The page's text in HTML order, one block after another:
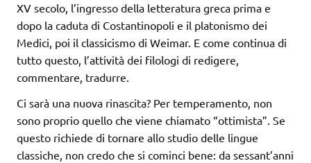
XV secolo, l’ingresso della letteratura greca prima e
dopo la caduta di Costantinopoli e il platonismo dei
Medici, poi il classicismo di Weimar. E come continua di
tutto questo, l’attività dei filologi di redigere,
commentare, tradurre.
Ci sarà una nuova rinascita? Per temperamento, non
sono proprio quello che viene chiamato “ottimista”. Se
questo richiede di tornare allo studio delle lingue
classiche, non credo che si cominci bene: da sessant’anni